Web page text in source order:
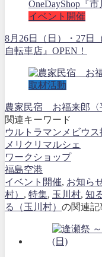
イベント開催
8月26日（日）・27日
自転車店』OPEN！
取材活動
農家民宿 お福来郎〈
関連キーワード
ウルトラマンメビウス
メリクリマルシェ
ワークショップ
福島空港
イベント開催, お知ら
村） , 特集, 玉川村, 知
る（玉川村） の関連記